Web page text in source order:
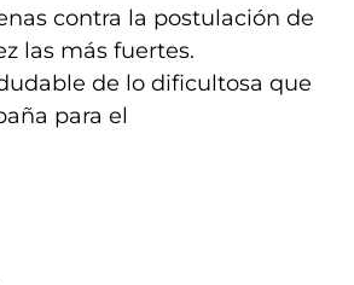
contra la postulación de
las más fuertes.
de lo dificultosa que
para el